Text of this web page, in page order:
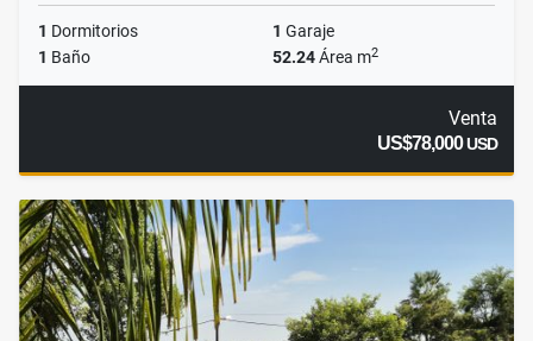
1 Dormitorios 1 Garaje
1 Baño 52.24Área m2
Venta
US$78,000USD